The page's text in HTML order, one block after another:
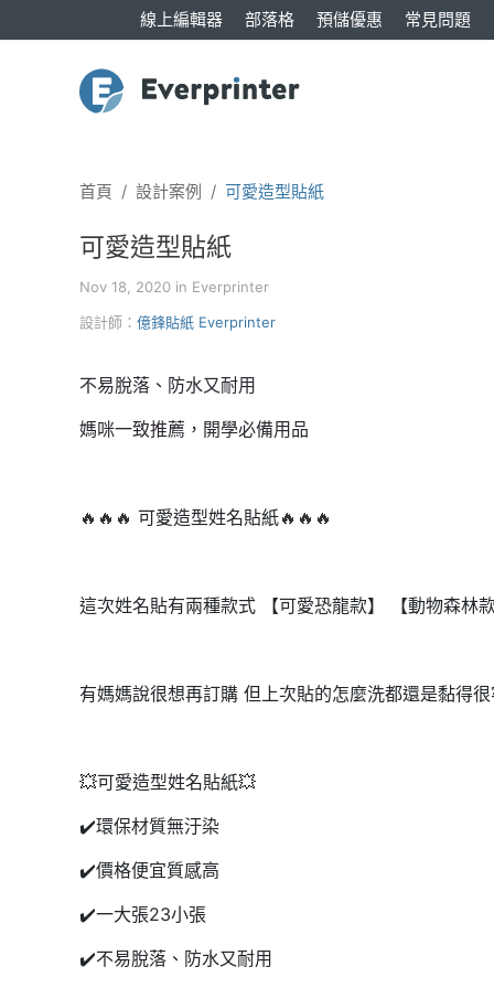
線上編輯器 部落格 預儲優惠 常見問題
首頁 設計案例 可愛造型貼紙
可愛造型貼紙
Nov 18, 2020 in Everprinter
設計師： 億鋒貼紙 Everprinter
不易脫落、防水又耐用
媽咪一致推薦，開學必備用品
🔥🔥🔥 可愛造型姓名貼紙🔥🔥🔥
這次姓名貼有兩種款式 【可愛恐龍款】 【動物森林
有媽媽說很想再訂購 但上次貼的怎麼洗都還是黏得
💥可愛造型姓名貼紙💥
✔️環保材質無汙染
✔️價格便宜質感高
✔️一大張23小張
✔️不易脫落、防水又耐用